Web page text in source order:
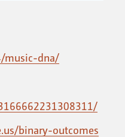
music-dna/
binary-outcomes